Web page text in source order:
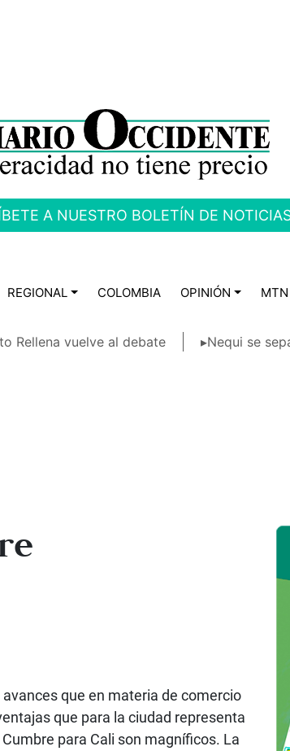
A NUESTRO BOLETÍN DE
REGIONAL COLOMBIA OPINIÓN MTN
Rellena vuelve al debate
▸Nequi se
que en materia de comercio
que para la ciudad representa
para Cali son magníficos. La